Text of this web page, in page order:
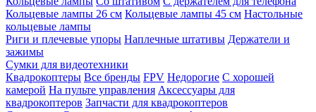
Кольцевые лампы 26 см Кольцевые лампы 45 см Настольные
кольцевые лампы
Риги и плечевые упоры Наплечные штативы Держатели и
зажимы
Сумки для видеотехники
Квадрокоптеры Все бренды FPV Недорогие С хорошей
камерой На пульте управления Аксессуары для
квадрокоптеров Запчасти для квадрокоптеров